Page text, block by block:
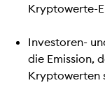
Kryptowerte-
Investoren-
die Emission,
Kryptowerten